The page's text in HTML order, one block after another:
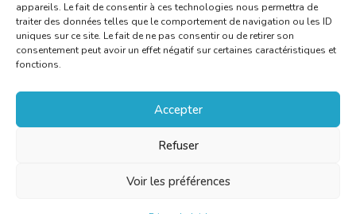
appareils. Le fait de consentir à ces technologies nous permettra de
traiter des données telles que le comportement de navigation ou les ID
uniques sur ce site. Le fait de ne pas consentir ou de retirer son
consentement peut avoir un effet négatif sur certaines caractéristiques et
fonctions.
Accepter
Refuser
Voir les préférences